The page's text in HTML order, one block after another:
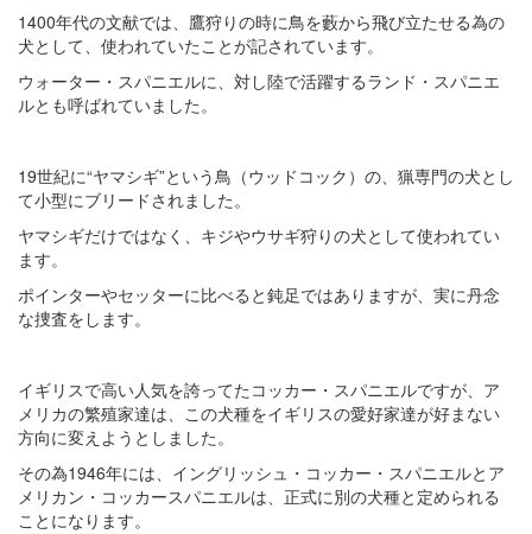
1400年代の文献では、鷹狩りの時に鳥を藪から飛び立たせる為の
犬として、使われていたことが記されています。
ウォーター・スパニエルに、対し陸で活躍するランド・スパニエ
ルとも呼ばれていました。
19世紀に“ヤマシギ”という鳥（ウッドコック）の、猟専門の犬とし
て小型にブリードされました。
ヤマシギだけではなく、キジやウサギ狩りの犬として使われてい
ます。
ポインターやセッターに比べると鈍足ではありますが、実に丹念
な捜査をします。
イギリスで高い人気を誇ってたコッカー・スパニエルですが、ア
メリカの繁殖家達は、この犬種をイギリスの愛好家達が好まない
方向に変えようとしました。
その為1946年には、イングリッシュ・コッカー・スパニエルとア
メリカン・コッカースパニエルは、正式に別の犬種と定められる
ことになります。